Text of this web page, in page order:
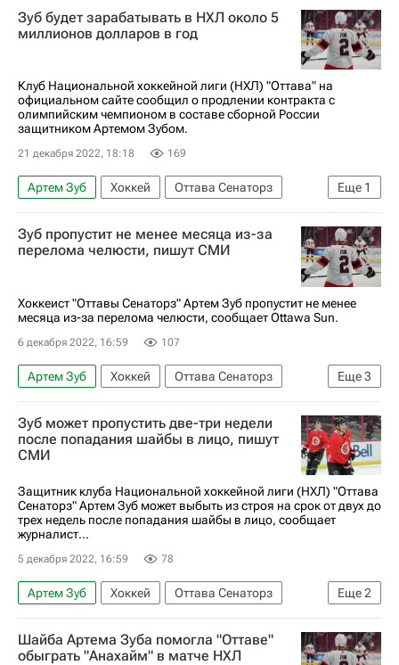
Зуб будет зарабатывать в НХЛ около 5
миллионов долларов в год
Клуб Национальной хоккейной лиги (НХЛ) "Оттава" на
официальном сайте сообщил о продлении контракта с
олимпийским чемпионом в составе сборной России
защитником Артемом Зубом.
21 декабря 2022, 18:18 169
Еще 1
Артем Зуб Хоккей
Оттава Сенаторз
Национальная хоккейная лига (НХЛ)
Зуб пропустит не менее месяца из-за
перелома челюсти, пишут СМИ
Хоккеист "Оттавы Сенаторз" Артем Зуб пропустит не менее
месяца из-за перелома челюсти, сообщает Ottawa Sun.
6 декабря 2022, 16:59 107
Еще3
Артем Зуб Хоккей
Оттава Сенаторз
Нью-Йорк Рейнджерс
Сан-Хосе Шаркс
Национальная хоккейная лига (НХЛ)
Зуб может пропустить две-три недели
после попадания шайбы в лицо, пишут
СМИ
Защитник клуба Национальной хоккейной лиги (НХЛ) "Оттава
Сенаторз" Артем Зуб может выбыть из строя на срок от двух до
трех недель после попадания шайбы в лицо, сообщает
журналист...
5 декабря 2022, 16:59 78
Еще2
Артем Зуб Хоккей
Оттава Сенаторз
Нью-Йорк Рейнджерс
Национальная хоккейная лига (НХЛ)
Шайба Артема Зуба помогла "Оттаве"
обыграть "Анахайм" в матче НХЛ